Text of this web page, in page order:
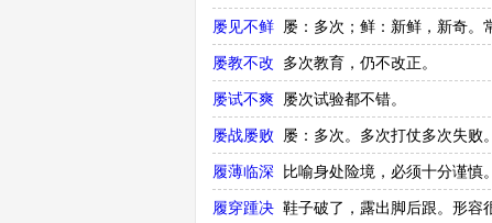
屡见不鲜 屡：多次；鲜：新鲜，新奇。
屡教不改 多次教育，仍不改正。
屡试不爽 屡次试验都不错。
屡战屡败 屡：多次。多次打仗多次失败。
履薄临深 比喻身处险境，必须十分谨慎。
履穿踵决 鞋子破了，露出脚后跟。形容